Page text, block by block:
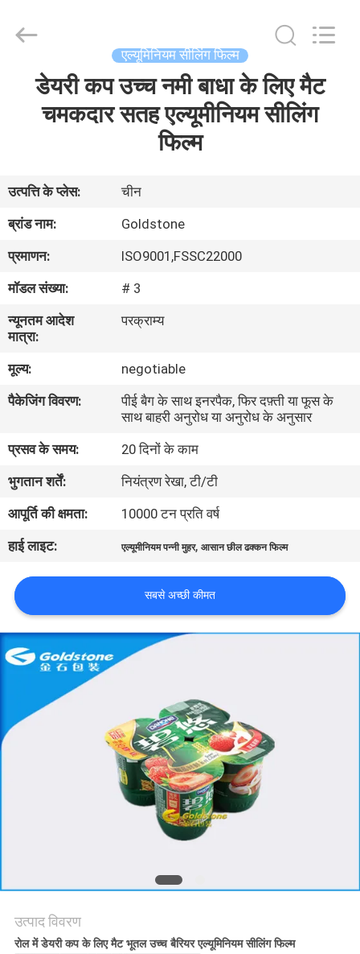
विडियो
बारे
में
कारखाने
का
दौरा
गुणवत्ता
नियंत्रण
हमसे
करें
समाचार
मांगें
आपूर्तिकर्ता.
Copyright
Packaging
एल्यूमिनियम सीलिंग फिल्म
डेयरी कप उच्च नमी बाधा के लिए मैट
चमकदार सतह एल्यूमीनियम सीलिंग
फिल्म
उत्पत्ति के प्लेस:
चीन
ब्रांड नाम:
Goldstone
प्रमाणन:
ISO9001,FSSC22000
मॉडल संख्या:
# 3
न्यूनतम आदेश
मात्रा:
परक्राम्य
मूल्य:
negotiable
पैकेजिंग विवरण:
पीई बैग के साथ इनरपैक, फिर दफ़्ती या फूस के
साथ बाहरी अनुरोध या अनुरोध के अनुसार
प्रसव के समय:
20 दिनों के काम
भुगतान शर्तें:
नियंत्रण रेखा, टी/टी
आपूर्ति की क्षमता:
10000 टन प्रति वर्ष
हाई लाइट:
एल्यूमीनियम पन्नी मुहर,आसान छील ढक्कन फिल्म
सबसे अच्छी कीमत
उत्पाद विवरण
रोल में डेयरी कप के लिए मैट भूतल उच्च बैरियर एल्यूमिनियम सीलिंग फिल्म